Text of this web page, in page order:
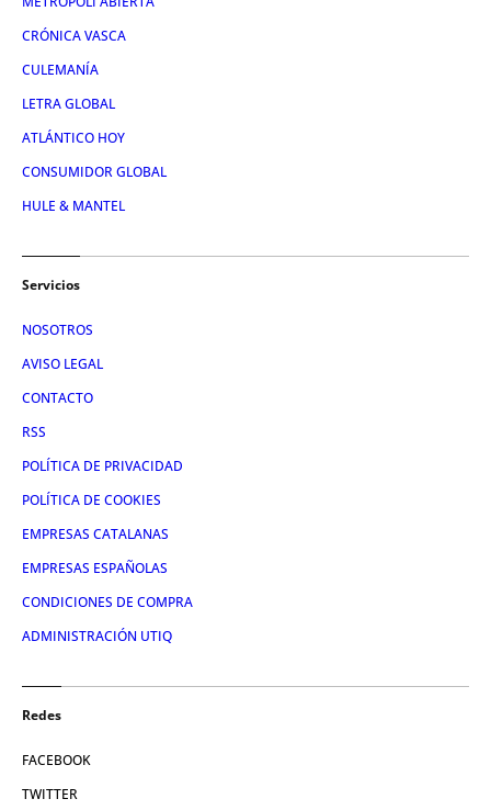
CRÓNICA VASCA
CULEMANÍA
LETRA GLOBAL
ATLÁNTICO HOY
CONSUMIDOR GLOBAL
HULE & MANTEL
Servicios
NOSOTROS
AVISO LEGAL
CONTACTO
RSS
POLÍTICA DE PRIVACIDAD
POLÍTICA DE COOKIES
EMPRESAS CATALANAS
EMPRESAS ESPAÑOLAS
CONDICIONES DE COMPRA
ADMINISTRACIÓN UTIQ
Redes
FACEBOOK
TWITTER